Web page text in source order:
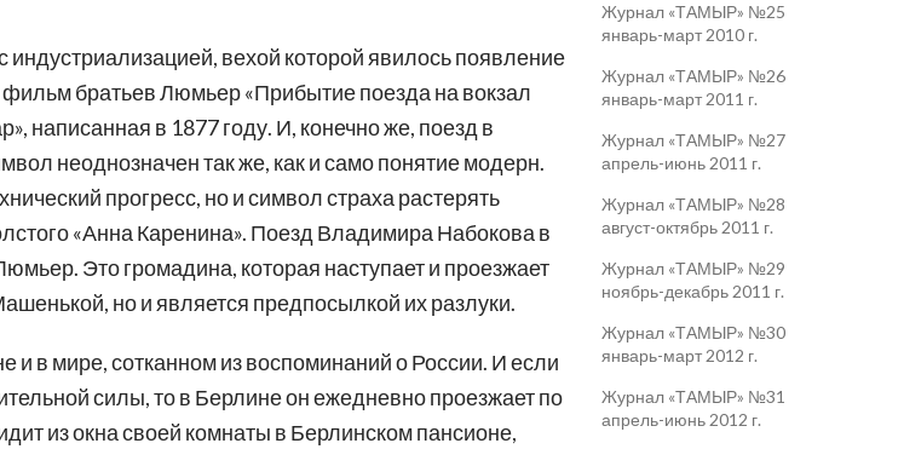
вехой которой явилось появление
братьев Люмьер «Прибытие поезда на вокзал
написанная в 1877 году. И, конечно же, поезд в
неоднозначен так же, как и само понятие модерн.
прогресс, но и символ страха растерять
«Анна Каренина». Поезд Владимира Набокова в
Это громадина, которая наступает и проезжает
но и является предпосылкой их разлуки.
и в мире, сотканном из воспоминаний о России. И если
силы, то в Берлине он ежедневно проезжает по
из окна своей комнаты в Берлинском пансионе,
Журнал «ТАМЫР» №25
январь-март 2010 г.
Журнал «ТАМЫР» №26
январь-март 2011 г.
Журнал «ТАМЫР» №27
апрель-июнь 2011 г.
Журнал «ТАМЫР» №28
август-октябрь 2011 г.
Журнал «ТАМЫР» №29
ноябрь-декабрь 2011 г.
Журнал «ТАМЫР» №30
январь-март 2012 г.
Журнал «ТАМЫР» №31
апрель-июнь 2012 г.